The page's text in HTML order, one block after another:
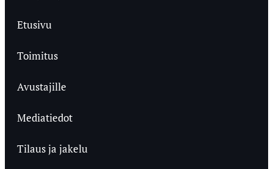
Etusivu
Toimitus
Avustajille
Mediatiedot
Tilaus ja jakelu